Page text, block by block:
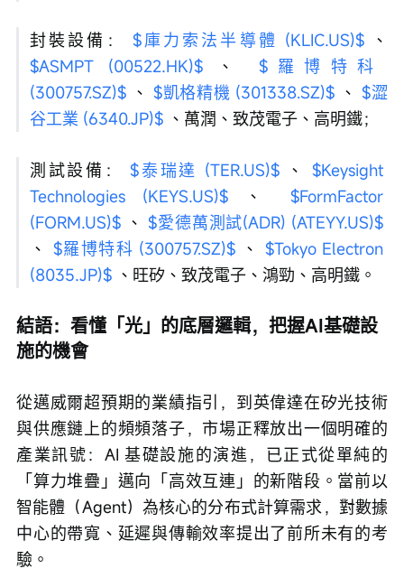
封裝設備： $庫力索法半導體 (KLIC.US)$ 、
$ASMPT (00522.HK)$ 、 $羅博特科
(300757.SZ)$ 、 $凱格精機 (301338.SZ)$ 、 $澀
谷工業 (6340.JP)$ 、萬潤、致茂電子、高明鐵；
測試設備： $泰瑞達 (TER.US)$ 、 $Keysight
Technologies (KEYS.US)$ 、 $FormFactor
(FORM.US)$ 、 $愛德萬測試(ADR) (ATEYY.US)$
、 $羅博特科 (300757.SZ)$ 、 $Tokyo Electron
(8035.JP)$ 、旺矽、致茂電子、鴻勁、高明鐵。
結語：看懂「光」的底層邏輯，把握AI基礎設
施的機會
從邁威爾超預期的業績指引，到英偉達在矽光技術
與供應鏈上的頻頻落子，市場正釋放出一個明確的
產業訊號：AI 基礎設施的演進，已正式從單純的
「算力堆疊」邁向「高效互連」的新階段。當前以
智能體（Agent）為核心的分布式計算需求，對數據
中心的帶寬、延遲與傳輸效率提出了前所未有的考
驗。